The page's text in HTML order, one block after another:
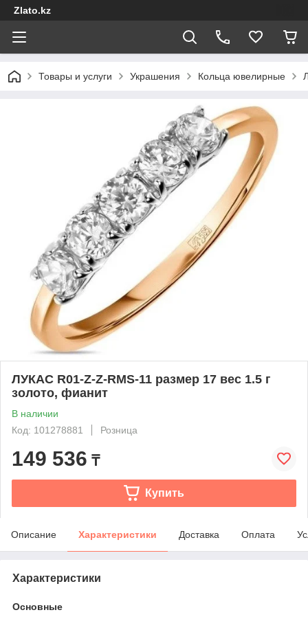
Zlato.kz
Товары и услуги Украшения Кольца ювелирные
ЛУКАС R01-Z-Z-RMS-11 размер 17 вес 1.5 г
золото, фианит
В наличии
Код: 101278881
Розница
149 536 ₸
Купить
Описание Характеристики Доставка Оплата
Характеристики
Основные